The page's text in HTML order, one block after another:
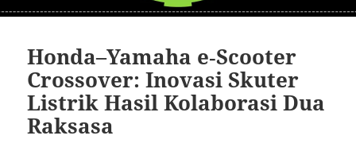
Honda–Yamaha e‑Scooter
Crossover: Inovasi Skuter
Listrik Hasil Kolaborasi Dua
Raksasa